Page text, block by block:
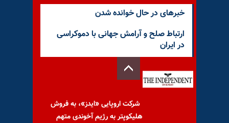
خبرهای در حال خوانده شدن
ارتباط صلح و آرامش جهانی با دموکراسی
در ایران
شرکت اروپایی «ایدز»، به فروش
هلیکوپتر به رژیم آخوندی متهم